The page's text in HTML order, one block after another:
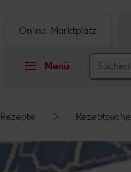
Menü
Online-Marktplatz
Rezepte Rezeptsuche